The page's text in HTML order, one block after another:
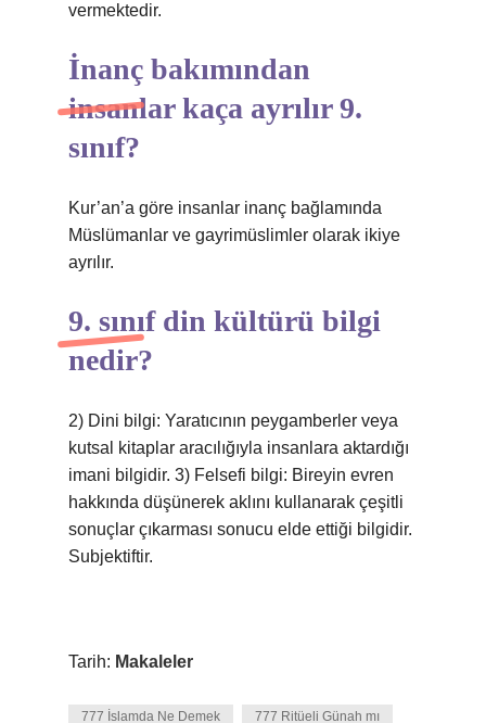
vermektedir.
İnanç bakımından
insanlar kaça ayrılır 9.
sınıf?
Kur’an’a göre insanlar inanç bağlamında
Müslümanlar ve gayrimüslimler olarak ikiye
ayrılır.
9. sınıf din kültürü bilgi
nedir?
2) Dini bilgi: Yaratıcının peygamberler veya
kutsal kitaplar aracılığıyla insanlara aktardığı
imani bilgidir. 3) Felsefi bilgi: Bireyin evren
hakkında düşünerek aklını kullanarak çeşitli
sonuçlar çıkarması sonucu elde ettiği bilgidir.
Subjektiftir.
Tarih: Makaleler
777 İslamda Ne Demek 777 Ritüeli Günah mı